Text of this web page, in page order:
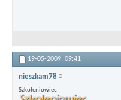
19-05-2009, 09:41
nieszkam78
Szkoleniowiec